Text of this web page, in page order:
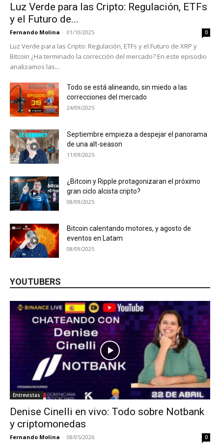
Luz Verde para las Cripto: Regulación, ETFs
y el Futuro de...
Fernando Molina - 01/10/2025 0
Luz Verde para las Cripto: Regulación, ETFs y el Futuro de XRP y
Bitcoin ¿Ha terminado la corrección del mercado? En este episodio
analizamos las...
Todo se está alineando, sin miedo a las
correcciones del mercado
24/09/2025
Septiembre empieza a despejar el panorama
de una alt-season
11/09/2025
¿Bitcoin y Ripple protagonizaran el próximo
gran ciclo alcista cripto?
08/09/2025
Bitcoin calentando motores, y agosto de
eventos en Latam
08/09/2025
YOUTUBERS
Entrevistas
Denise Cinelli en vivo: Todo sobre Notbank
y criptomonedas
Fernando Molina - 08/05/2026 0